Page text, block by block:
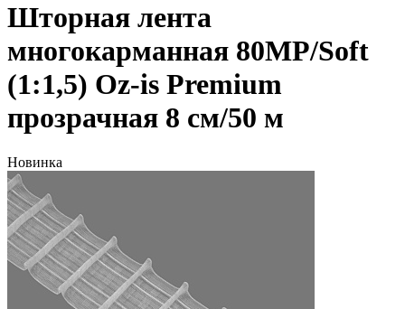
Шторная лента
многокарманная 80MP/Soft
(1:1,5) Oz-is Premium
прозрачная 8 см/50 м
Новинка